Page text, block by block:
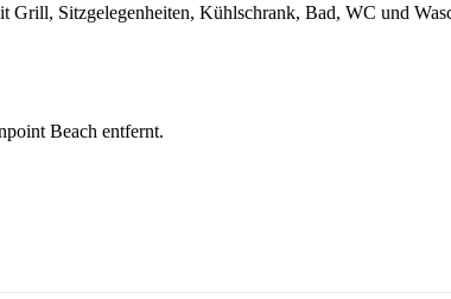
Grill, Sitzgelegenheiten, Kühlschrank, Bad, WC und
Beach entfernt.